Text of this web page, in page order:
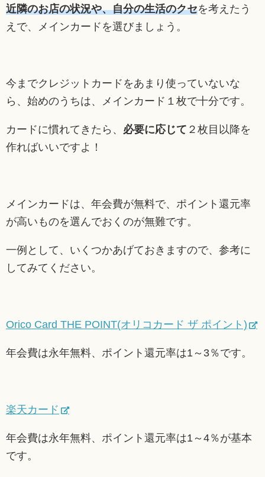
近隣のお店の状況や、自分の生活のクセを考えたう
えで、メインカードを選びましょう。
今までクレジットカードをあまり使っていないな
ら、始めのうちは、メインカード１枚で十分です。
カードに慣れてきたら、 必要に応じて ２枚目以降を
作ればいいですよ！
メインカードは、年会費が無料で、ポイント還元率
が高いものを選んでおくのが無難です。
一例として、いくつかあげておきますので、参考に
してみてください。
Orico Card THE POINT(オリコカード ザ ポイント)
年会費は永年無料、ポイント還元率は1～3％です。
楽天カード
年会費は永年無料、ポイント還元率は1～4％が基本
です。